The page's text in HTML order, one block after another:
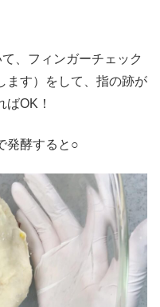
、フィンガーチェック
ます）をして、指の跡が
OK！
発酵すると○